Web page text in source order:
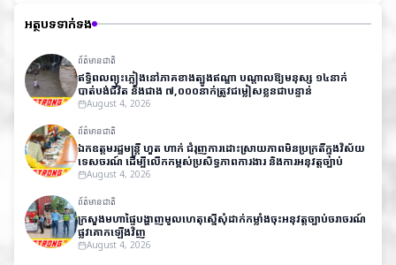
អត្ថបទទាក់ទង
ព័ត៌មានជាតិ
ឥទ្ធិពលព្យុះភ្លៀងនៅភាគខាងត្បូងឥណ្ឌា បណ្តាលឱ្យមនុស្ស ១៤នាក់
បាត់បង់ជីវិត និងជាង ៧,០០០នាក់ត្រូវជម្លៀសខ្លួនជាបន្ទាន់
August 4, 2026
ព័ត៌មានជាតិ
ឯកឧត្តមរដ្ឋមន្ត្រី ហួត ហាក់ ជំរុញការដោះស្រាយភាពមិនប្រក្រតីក្នុងវិស័យ
ទេសចរណ៍ ដើម្បីលើកកម្ពស់ប្រសិទ្ធភាពការងារ និងការអនុវត្តច្បាប់
August 4, 2026
ព័ត៌មានជាតិ
ក្រសួងមហាផ្ទៃបង្ហាញមូលហេតុស្នើសុំដាក់កម្លាំងចុះអនុវត្តច្បាប់ចរាចរណ៍
ផ្លូវគោកឡើងវិញ
August 4, 2026